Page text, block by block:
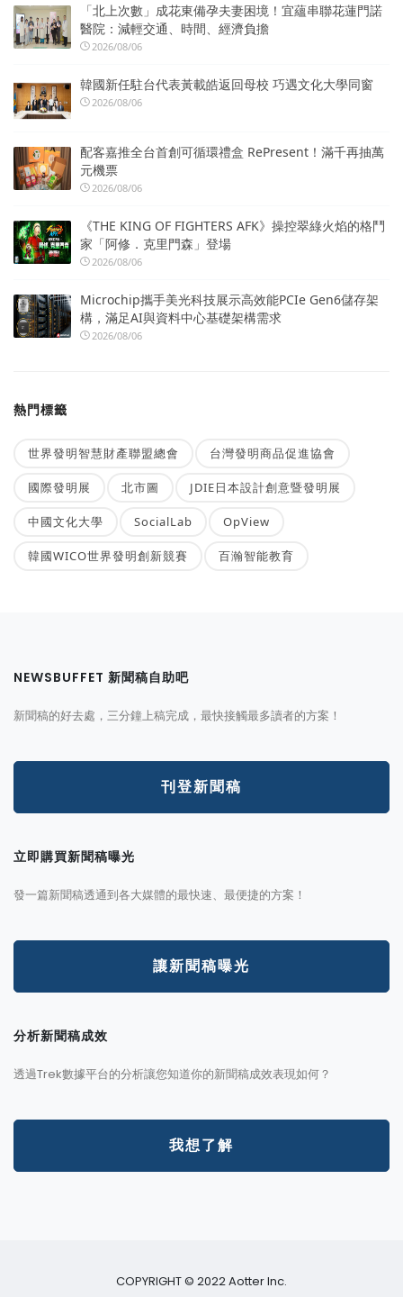
「北上次數」成花東備孕夫妻困境！宜蘊串聯花蓮門諾
醫院：減輕交通、時間、經濟負擔
2026/08/06
韓國新任駐台代表黃載皓返回母校 巧遇文化大學同窗
2026/08/06
配客嘉推全台首創可循環禮盒 RePresent！滿千再抽萬
元機票
2026/08/06
《THE KING OF FIGHTERS AFK》操控翠綠火焰的格鬥
家「阿修．克里門森」登場
2026/08/06
Microchip攜手美光科技展示高效能PCIe Gen6儲存架
構，滿足AI與資料中心基礎架構需求
2026/08/06
熱門標籤
世界發明智慧財產聯盟總會 台灣發明商品促進協會
國際發明展 北市圖 JDIE日本設計創意暨發明展
中國文化大學 SocialLab OpView
韓國WICO世界發明創新競賽 百瀚智能教育
NEWSBUFFET 新聞稿自助吧
新聞稿的好去處，三分鐘上稿完成，最快接觸最多讀者的方案！
刊登新聞稿
立即購買新聞稿曝光
發一篇新聞稿透通到各大媒體的最快速、最便捷的方案！
讓新聞稿曝光
分析新聞稿成效
透過Trek數據平台的分析讓您知道你的新聞稿成效表現如何？
我想了解
COPYRIGHT © 2022 Aotter Inc.